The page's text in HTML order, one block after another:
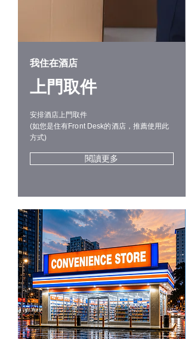
我住在酒店
上門取件
安排酒店上門取件
(如您是住有Front Desk的酒店，推薦使用此
方式)
閱讀更多